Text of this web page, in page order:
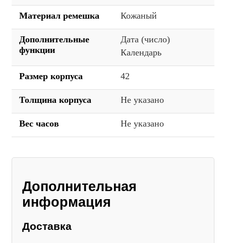
Материал ремешка Кожаный
Дополнительные
функции
Дата (число)
Календарь
Размер корпуса 42
Толщина корпуса Не указано
Вес часов Не указано
Дополнительная
информация
Доставка